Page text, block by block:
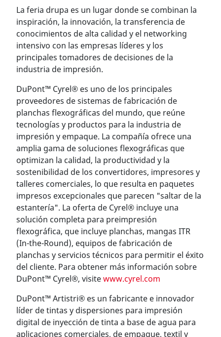
La feria drupa es un lugar donde se combinan la
inspiración, la innovación, la transferencia de
conocimientos de alta calidad y el networking
intensivo con las empresas líderes y los
principales tomadores de decisiones de la
industria de impresión.
DuPont™ Cyrel® es uno de los principales
proveedores de sistemas de fabricación de
planchas flexográficas del mundo, que reúne
tecnologías y productos para la industria de
impresión y empaque. La compañía ofrece una
amplia gama de soluciones flexográficas que
optimizan la calidad, la productividad y la
sostenibilidad de los convertidores, impresores y
talleres comerciales, lo que resulta en paquetes
impresos excepcionales que parecen "saltar de la
estantería". La oferta de Cyrel® incluye una
solución completa para preimpresión
flexográfica, que incluye planchas, mangas ITR
(In-the-Round), equipos de fabricación de
planchas y servicios técnicos para permitir el éxito
del cliente. Para obtener más información sobre
DuPont™ Cyrel®, visitewww.cyrel.com
DuPont™ Artistri® es un fabricante e innovador
líder de tintas y dispersiones para impresión
digital de inyección de tinta a base de agua para
aplicaciones comerciales, de empaque, textil y